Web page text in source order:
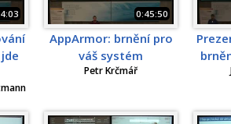
0:45:50
AppArmor: brnění pro
váš systém
Petr Krčmář